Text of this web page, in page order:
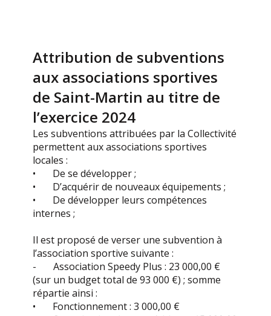
Attribution de subventions
aux associations sportives
de Saint-Martin au titre de
l’exercice 2024
Les subventions attribuées par la Collectivité
permettent aux associations sportives
locales :
• De se développer ;
• D’acquérir de nouveaux équipements ;
• De développer leurs compétences
internes ;
Il est proposé de verser une subvention à
l’association sportive suivante :
- Association Speedy Plus : 23 000,00 €
(sur un budget total de 93 000 €) ; somme
répartie ainsi :
• Fonctionnement : 3 000,00 €